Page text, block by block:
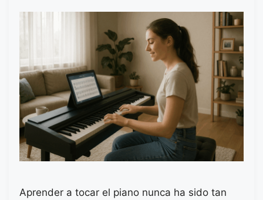
Aprender a tocar el piano nunca ha sido tan